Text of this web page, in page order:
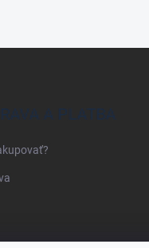
A PLATBA